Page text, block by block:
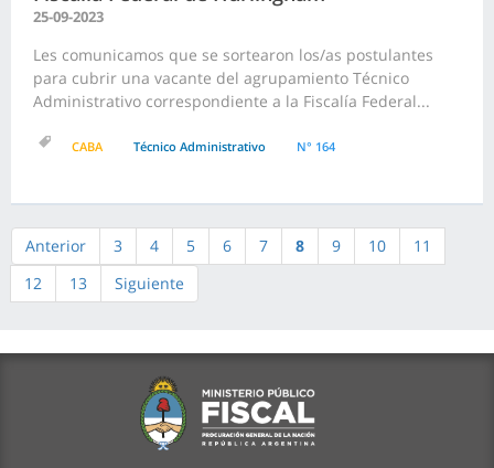
25-09-2023
Les comunicamos que se sortearon los/as postulantes
para cubrir una vacante del agrupamiento Técnico
Administrativo correspondiente a la Fiscalía Federal...
CABA Técnico Administrativo N° 164
Anterior 3 4 5 6 7 8 9 10
11
12
13 Siguiente